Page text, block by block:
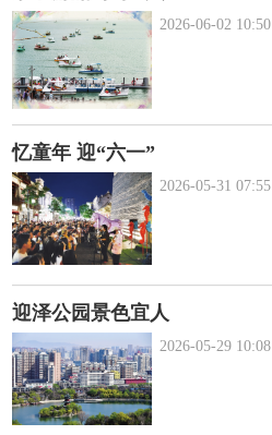
2026-06-02 10:50
忆童年 迎“六一”
2026-05-31 07:55
迎泽公园景色宜人
2026-05-29 10:08